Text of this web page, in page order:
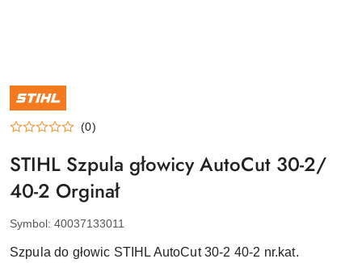
NAZWA
PRODUCENTA:
STIHL
(0)
STIHL Szpula głowicy AutoCut 30-2/
40-2 Orginał
Symbol: 40037133011
Szpula do głowic STIHL AutoCut 30-2 40-2 nr.kat.